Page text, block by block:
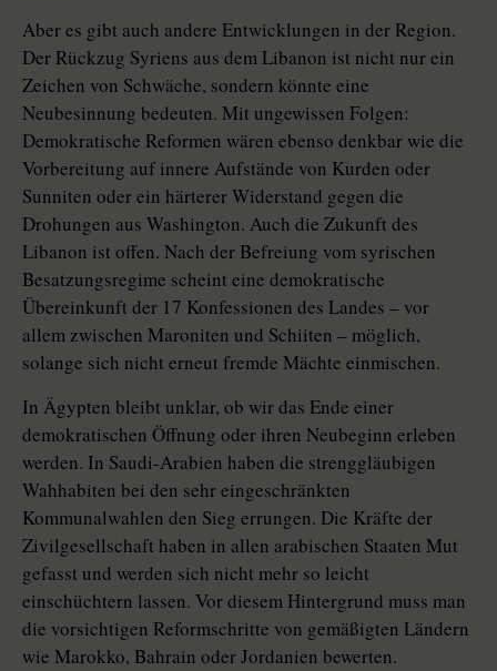
Aber es gibt auch andere Entwicklungen in der Region.
Der Rückzug Syriens aus dem Libanon ist nicht nur ein
Zeichen von Schwäche, sondern könnte eine
Neubesinnung bedeuten. Mit ungewissen Folgen:
Demokratische Reformen wären ebenso denkbar wie die
Vorbereitung auf innere Aufstände von Kurden oder
Sunniten oder ein härterer Widerstand gegen die
Drohungen aus Washington. Auch die Zukunft des
Libanon ist offen. Nach der Befreiung vom syrischen
Besatzungsregime scheint eine demokratische
Übereinkunft der 17 Konfessionen des Landes – vor
allem zwischen Maroniten und Schiiten – möglich,
solange sich nicht erneut fremde Mächte einmischen.
In Ägypten bleibt unklar, ob wir das Ende einer
demokratischen Öffnung oder ihren Neubeginn erleben
werden. In Saudi-Arabien haben die strenggläubigen
Wahhabiten bei den sehr eingeschränkten
Kommunalwahlen den Sieg errungen. Die Kräfte der
Zivilgesellschaft haben in allen arabischen Staaten Mut
gefasst und werden sich nicht mehr so leicht
einschüchtern lassen. Vor diesem Hintergrund muss man
die vorsichtigen Reformschritte von gemäßigten Ländern
wie Marokko, Bahrain oder Jordanien bewerten.